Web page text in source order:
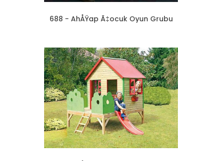
688 - AhÅŸap Ã‡ocuk Oyun Grubu